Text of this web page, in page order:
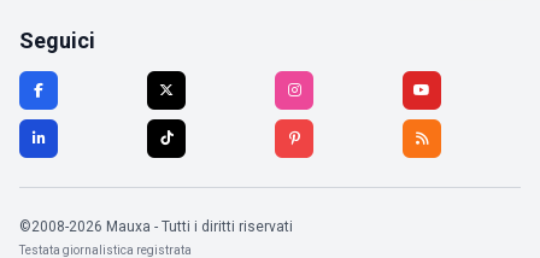
Seguici
©2008-2026 Mauxa - Tutti i diritti riservati
Testata giornalistica registrata